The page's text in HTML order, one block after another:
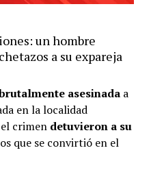
un hombre
a su expareja
asesinadaa
en la localidad
crimendetuvieron a su
que se convirtió en el